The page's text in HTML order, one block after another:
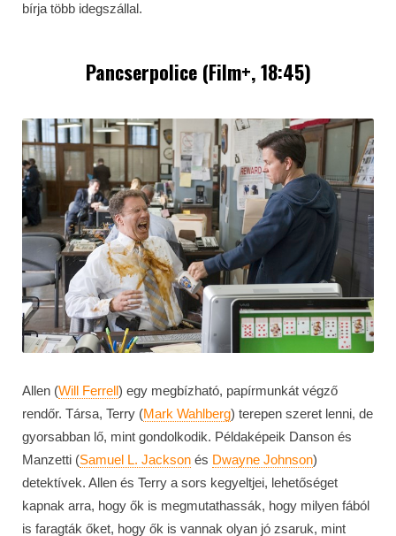
bírja több idegszállal.
Pancserpolice (Film+, 18:45)
Allen (Will Ferrell) egy megbízható, papírmunkát végző
rendőr. Társa, Terry (Mark Wahlberg) terepen szeret lenni, de
gyorsabban lő, mint gondolkodik. Példaképeik Danson és
Manzetti (Samuel L. Jackson és Dwayne Johnson)
detektívek. Allen és Terry a sors kegyeltjei, lehetőséget
kapnak arra, hogy ők is megmutathassák, hogy milyen fából
is faragták őket, hogy ők is vannak olyan jó zsaruk, mint